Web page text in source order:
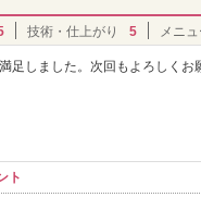
技術・仕上がり 5 メニ
足しました。次回もよろしくお
ト